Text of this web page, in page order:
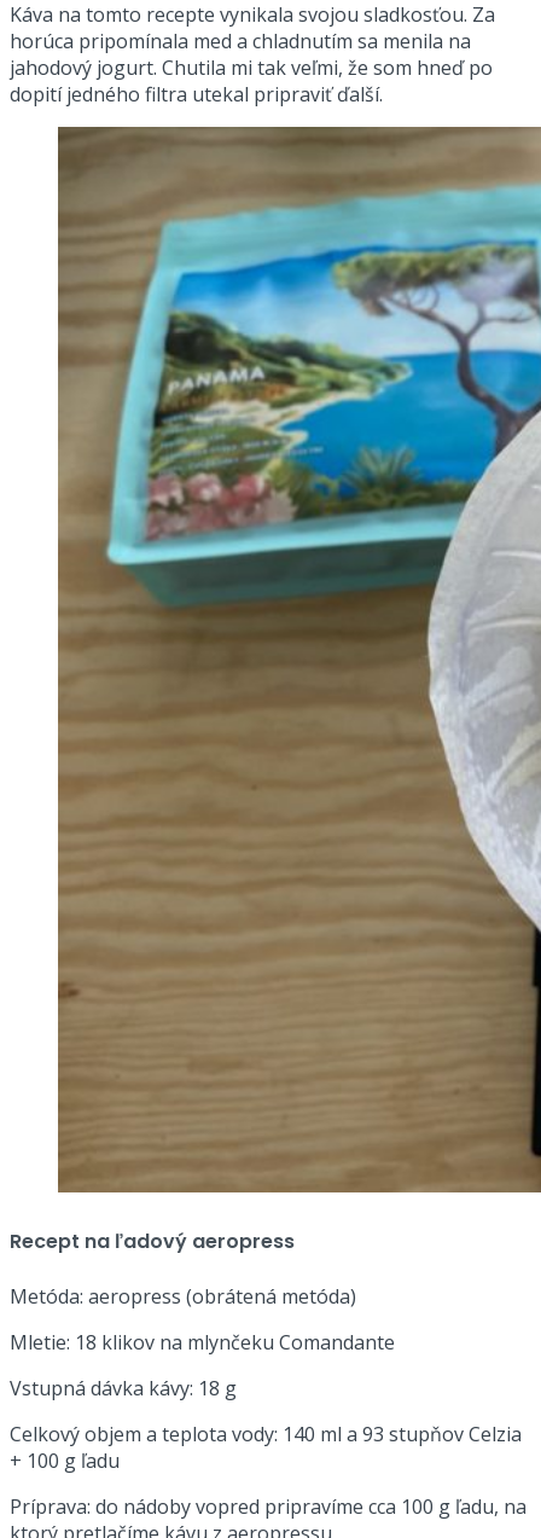
Káva na tomto recepte vynikala svojou sladkosťou. Za
horúca pripomínala med a chladnutím sa menila na
jahodový jogurt. Chutila mi tak veľmi, že som hneď po
dopití jedného filtra utekal pripraviť ďalší.
Recept na ľadový aeropress
Metóda: aeropress (obrátená metóda)
Mletie: 18 klikov na mlynčeku Comandante
Vstupná dávka kávy: 18 g
Celkový objem a teplota vody: 140 ml a 93 stupňov Celzia
+ 100 g ľadu
Príprava: do nádoby vopred pripravíme cca 100 g ľadu, na
ktorý pretlačíme kávu z aeropressu